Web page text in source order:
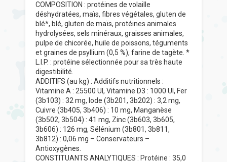
COMPOSITION : protéines de volaille
déshydratées, maïs, fibres végétales, gluten de
blé*, blé, gluten de maïs, protéines animales
hydrolysées, sels minéraux, graisses animales,
pulpe de chicorée, huile de poissons, téguments
et graines de psyllium (0,5 %), farine de tagète. *
L.I.P. : protéine sélectionnée pour sa très haute
digestibilité.
ADDITIFS (au kg) : Additifs nutritionnels :
Vitamine A : 25500 UI, Vitamine D3 : 1000 UI, Fer
(3b103) : 32 mg, Iode (3b201, 3b202) : 3,2 mg,
Cuivre (3b405, 3b406) : 10 mg, Manganèse
(3b502, 3b504) : 41 mg, Zinc (3b603, 3b605,
3b606) : 126 mg, Sélénium (3b801, 3b811,
3b812) : 0,06 mg – Conservateurs –
Antioxygènes.
CONSTITUANTS ANALYTIQUES : Protéine : 35,0